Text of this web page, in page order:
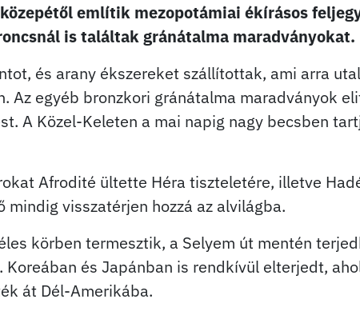
említik mezopotámiai ékírásos
is találtak gránátalma maradványokat.
és arany ékszereket szállítottak, ami arra
Az egyéb bronzkori gránátalma maradványok
A Közel-Keleten a mai napig nagy becsben
Afrodité ültette Héra tiszteletére, illetve
visszatérjen hozzá az alvilágba.
körben termesztik, a Selyem út mentén
és Japánban is rendkívül elterjedt,
át Dél-Amerikába.